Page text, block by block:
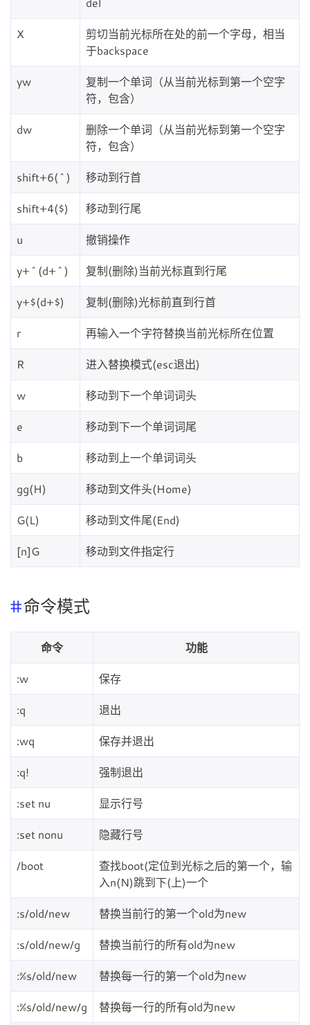
X
剪切当前光标所在处的前一个字母，相当
于backspace
yw
复制一个单词（从当前光标到第一个空字
符，包含）
dw
删除一个单词（从当前光标到第一个空字
符，包含）
shift+6(^) 移动到行首
shift+4($) 移动到行尾
u 撤销操作
y+^(d+^) 复制(删除)当前光标直到行尾
y+$(d+$) 复制(删除)光标前直到行首
r 再输入一个字符替换当前光标所在位置
R 进入替换模式(esc退出)
w 移动到下一个单词词头
e 移动到下一个单词词尾
b 移动到上一个单词词头
gg(H) 移动到文件头(Home)
G(L) 移动到文件尾(End)
[n]G 移动到文件指定行
命令模式
命令 功能
:w 保存
:q 退出
:wq 保存并退出
:q! 强制退出
:set nu 显示行号
:set nonu 隐藏行号
/boot
查找boot(定位到光标之后的第一个，输
入n(N)跳到下(上)一个
:s/old/new 替换当前行的第一个old为new
:s/old/new/g 替换当前行的所有old为new
:%s/old/new 替换每一行的第一个old为new
:%s/old/new/g 替换每一行的所有old为new